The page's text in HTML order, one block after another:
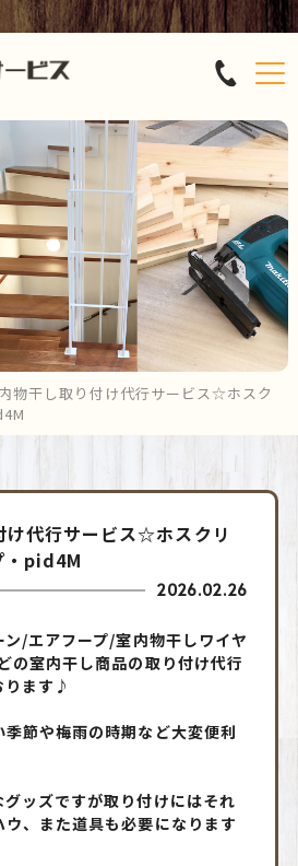
物干し取り付け代行サービス☆ホスク
け代行サービス☆ホスクリ
・pid4M
2026.02.26
ン/エアフープ/室内物干しワイヤ
の室内干し商品の取り付け代行
ります♪
節や梅雨の時期など大変便利
ッズですが取り付けにはそれ
、また道具も必要になります